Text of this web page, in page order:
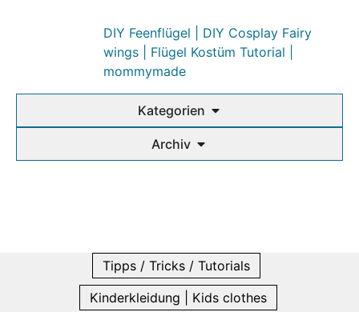
DIY Feenflügel | DIY Cosplay Fairy
wings | Flügel Kostüm Tutorial |
mommymade
Kategorien
Archiv
Tipps / Tricks / Tutorials
Kinderkleidung | Kids clothes